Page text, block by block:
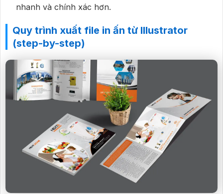
nhanh và chính xác hơn.
Quy trình xuất file in ấn từ Illustrator
(step-by-step)